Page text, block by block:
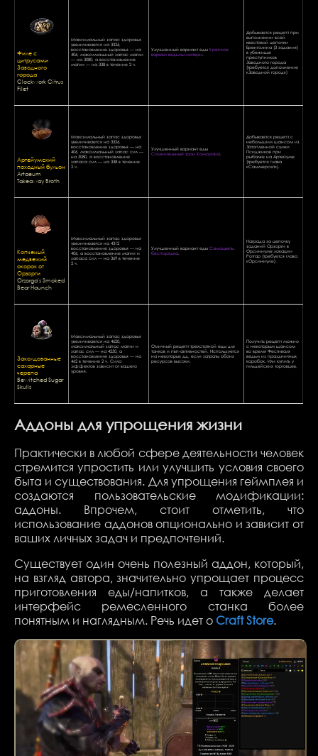
Филе с
цитрусами
Заводного
города
Clockwork Citrus
Filet
Максимальный запас здоровья
увеличивается на 3326,
восстановление здоровья — на
406, максимальный запас магии
— на 3080, а восстановление
магии — на 338 в течение 2 ч.
Улучшенный вариант еды Крепкое
варево ведьмы-матери
Добывается рецепт при
выполнении всей
квестовой цепочки
Бренголина (3 задания)
в убежище
преступников
Заводного города
(требуется дополнение
«Заводной город»)
Артейумский
походный бульон
Artaeum
Takeaway Broth
Максимальный запас здоровья
увеличивается на 3326,
восстановление здоровья — на
406, максимальный запас сил —
на 3080, а восстановление
запаса сил — на 338 в течение
2 ч.
Улучшенный вариант еды
Сомнительный трон Каморана
Добывается рецепт с
небольшим шансом из
Затопленной сумки
Псиджиков при
рыбалке на Артейуме
(требуется глава
«Саммерсет»).
Копченый
медвежий
окорок от
Орзорги
Orzorga's Smoked
Bear Haunch
Максимальный запас здоровья
увеличивается на 4312
восстановление здоровья — на
406, а восстановление магии и
запаса сил — на 369 в течение
2 ч.
Улучшенный вариант еды Самоцветы
беспорядка
Награда за цепочку
заданий Орзорги в
Орсиниуме локации
Ротгар (требуется глава
«Орсиниум»).
Заколдованные
сахарные
черепа
Bewitched Sugar
Skulls
Максимальный запас здоровья
увеличивается на 4620,
максимальный запас магии и
запас сил — на 4250, а
восстановление здоровья — на
462 в течение 2 ч. Сила
эффектов зависит от вашего
уровня.
Отличный рецепт трехстатной еды для
танков и пвп-активностей. Используется
на некоторых дд, если затраты обоих
ресурсов высоки.
Получить рецепт можно
с некоторым шансом
во время Фестиваля
ведьм из праздничных
коробок. Или купить у
гильдейских торговцев.
Аддоны для упрощения жизни
Практически в любой сфере деятельности человек
стремится упростить или улучшить условия своего
быта и существования. Для упрощения геймплея и
создаются пользовательские модификации:
аддоны. Впрочем, стоит отметить, что
использование аддонов опционально и зависит от
ваших личных задач и предпочтений.
Существует один очень полезный аддон, который,
на взгляд автора, значительно упрощает процесс
приготовления еды/напитков, а также делает
интерфейс ремесленного станка более
понятным и наглядным. Речь идет о Craft Store.